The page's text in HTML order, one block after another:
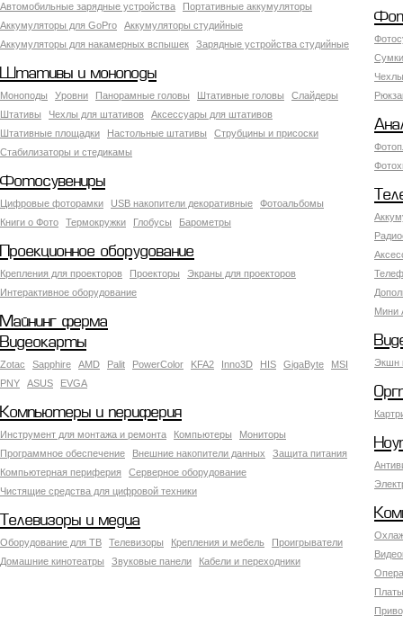
Автомобильные зарядные устройства
Портативные аккумуляторы
Аккумуляторы для GoPro
Аккумуляторы студийные
Аккумуляторы для накамерных вспышек
Зарядные устройства студийные
Штативы и моноподы
Моноподы Уровни Панорамные головы Штативные головы
Слайдеры
Штативы
Чехлы для штативов
Аксессуары для штативов
Штативные площадки
Настольные штативы
Струбцины и присоски
Стабилизаторы и стедикамы
Фотосувениры
Цифровые фоторамки USB накопители декоративные
Фотоальбомы
Книги о Фото
Термокружки Глобусы Барометры
Мини
Проекционное оборудование
Крепления для проекторов Проекторы
Экраны для проекторов
Интерактивное оборудование
Майнинг ферма
Экшн
Видеокарты
Zotac Sapphire AMD Palit PowerColor KFA2 Inno3D HIS GigaByte
MSI
PNY
ASUS EVGA
Компьютеры и периферия
Инструмент для монтажа и ремонта Компьютеры
Мониторы
Программное обеспечение
Внешние накопители данных
Защита питания
Компьютерная периферия
Серверное оборудование
Чистящие средства для цифровой техники
Телевизоры и медиа
Оборудование для ТВ Телевизоры Крепления и мебель
Проигрыватели
Домашние кинотеатры
Звуковые панели Кабели и переходники